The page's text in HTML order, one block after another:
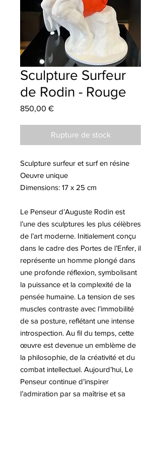
Sculpture Surfeur
de Rodin - Rouge
850,00 €Prix
Rupture de stock
Sculpture surfeur et surf en résine
Oeuvre unique
Dimensions: 17 x 25 cm
Le Penseur d’Auguste Rodin est
l’une des sculptures les plus célèbres
de l’art moderne. Initialement conçu
dans le cadre des Portes de l’Enfer, il
représente un homme plongé dans
une profonde réflexion, symbolisant
la puissance et la complexité de la
pensée humaine. La tension de ses
muscles contraste avec l’immobilité
de sa posture, reflétant une intense
introspection. Au fil du temps, cette
œuvre est devenue un emblème de
la philosophie, de la créativité et du
combat intellectuel. Aujourd’hui, Le
Penseur continue d’inspirer
l’admiration par sa maîtrise et sa